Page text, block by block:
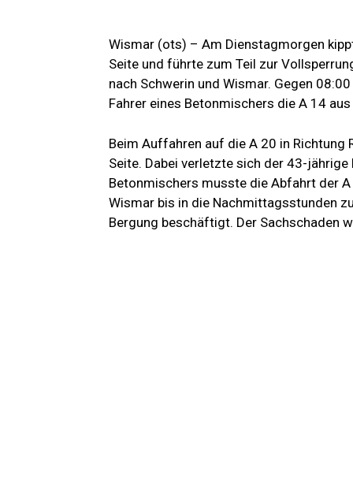
Wismar (ots) – Am Dienstagmorgen
Seite und führte zum Teil zur
nach Schwerin und Wismar. Gegen
Fahrer eines Betonmischers die A 14
Beim Auffahren auf die A 20 in Richtung
Seite. Dabei verletzte sich der 43-
Betonmischers musste die Abfahrt der
Wismar bis in die Nachmittagsstunden
Bergung beschäftigt. Der Sachschaden